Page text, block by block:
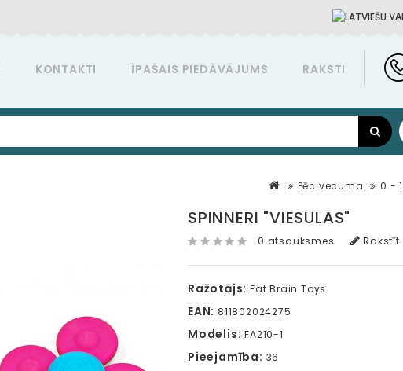
KONTAKTI ĪPAŠAIS PIEDĀVĀJUMS RAKSTI
Pēc vecuma 0 -
SPINNERI "VIESULAS"
0 atsauksmes
Ražotājs: Fat Brain Toys
EAN: 811802024275
Modelis: FA210-1
Pieejamība: 36